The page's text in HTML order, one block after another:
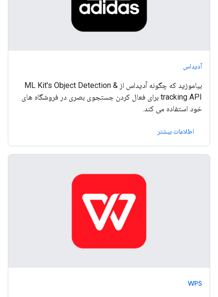
آدیداس
بیاموزید که چگونه آدیداس از ML Kit's Object Detection &
tracking API برای فعال کردن جستجوی بصری در فروشگاه های
خود استفاده می کند.
اطلاعات بیشتر
WPS